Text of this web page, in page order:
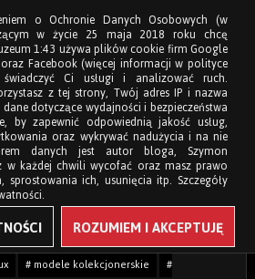
# czechosłowiacja
# kolekcja modeli
# modele kolekcjonerskie
#
o Ochronie Danych Osobowych (w
w życie 25 maja 2018 roku chcę
1:43 używa plików cookie firm Google
Facebook (więcej informacji w polityce
Ci usługi i analizować ruch.
z tej strony, Twój adres IP i nazwa
dotyczące wydajności i bezpieczeństwa
by zapewnić odpowiednią jakość usług,
oraz wykrywać nadużycia i na nie
danych jest autor bloga, Szymon
w każdej chwili wycofać oraz masz prawo
ich, usunięcia itp. Szczegóły
ROZUMIEM I AKCEPTUJĘ